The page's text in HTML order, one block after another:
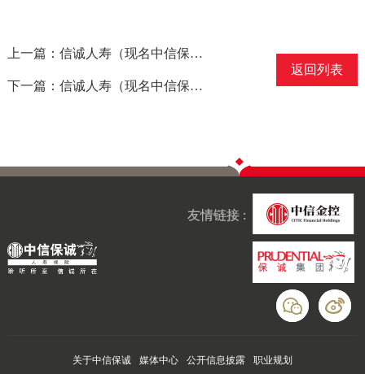
上一篇：信诚人寿（现名中信保诚人寿）获得“2013年中国最佳消费者洞察保险公司”称号
下一篇：信诚人寿（现名中信保诚人寿）获得“中国最佳品牌建设案例”优秀奖
返回列表
友情链接 :
关于中信保诚 媒体中心 公开信息披露 职业规划